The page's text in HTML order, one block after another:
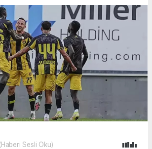
(Haberi Sesli Oku)